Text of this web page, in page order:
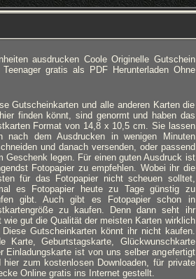
ausdrucken Coole Originelle Gutschein
gratis als PDF Herunterladen Ohne
Gutscheinkarten und alle anderen Karten die
finden könnt, sind genormt und haben das
Format von 14,8 x 10,5 cm. Sie lassen
nach dem Ausdrucken in wenigen Minuten
und danach versenden, oder passend
Geschenk legen. Für einen guten Ausdruck ist
Fotopapier zu empfehlen. Wobei ihr die
für das Fotopapier nicht scheuen solltet,
es Fotopapier heute zu Tage günstig zu
gibt. Auch gibt es Fotopapier schon in
zu kaufen. Denn dann seht ihr
wie gut die Qualität der meisten Karten wirklich
Gutscheinkarten könnt ihr nicht kaufen.
Karte, Geburtstagskarte, Glückwunschkarte
Einladungskarte ist von uns selber angefertigt
hier zum kostenlosen Downloaden, für private
Online gratis ins Internet gestellt.